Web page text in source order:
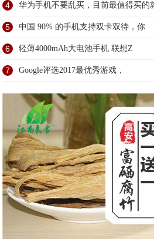
4 华为手机不要乱买，目前最值得买的
5 中国 90% 的手机支持双卡双待，你
6 轻薄4000mAh大电池手机 联想Z
7 Google评选2017最优秀游戏，